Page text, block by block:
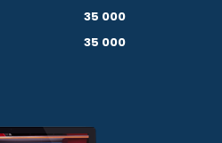
35 000
35 000